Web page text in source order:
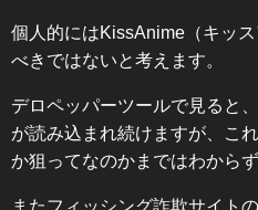
個人的にはKissAnime（キッ
べきではないと考えます。
デロペッパーツールで見ると
が読み込まれ続けますが、こ
か狙ってなのかまではわからず
またフィッシング詐欺サイト